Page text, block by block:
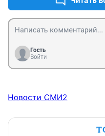
Гость
Войти
Новости СМИ2